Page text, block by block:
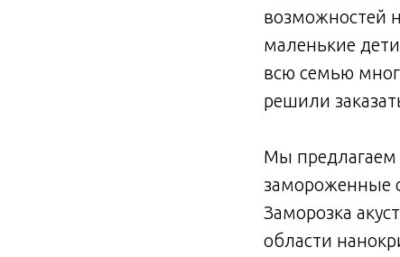
возможностей
маленькие
всю семью
решили
Мы предлагаем
замороженные
Заморозка
области